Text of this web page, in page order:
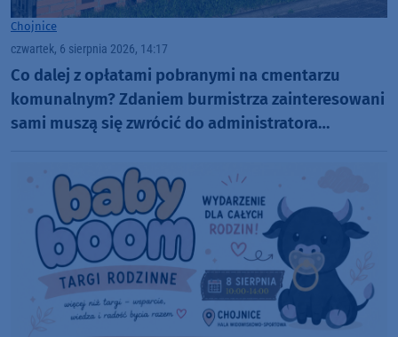
Chojnice
czwartek, 6 sierpnia 2026, 14:17
Co dalej z opłatami pobranymi na cmentarzu
komunalnym? Zdaniem burmistrza zainteresowani
sami muszą się zwrócić do administratora